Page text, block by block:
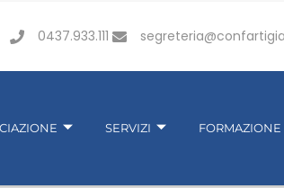
0437.933.111
SERVIZI FORMAZIONE